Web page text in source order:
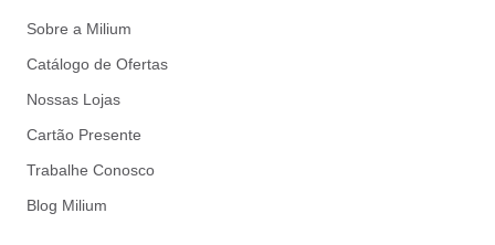
Sobre a Milium
Catálogo de Ofertas
Nossas Lojas
Cartão Presente
Trabalhe Conosco
Blog Milium